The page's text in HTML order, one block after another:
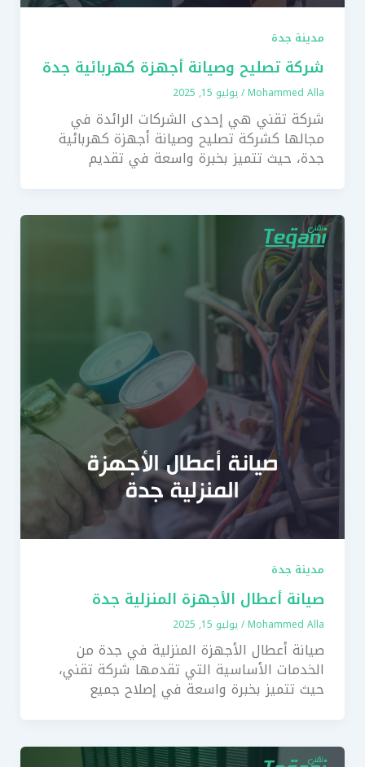
مدينة جدة
شركة تصليح وصيانة أجهزة كهربائية جدة
Mohammed Alla
/يوليو 15, 2025
شركة تقني هي إحدى الشركات الرائدة في
مجالها كشركة تصليح وصيانة أجهزة كهربائية
جدة، حيث تتميز بخبرة واسعة في تقديم
مدينة جدة
صيانة أعطال الأجهزة المنزلية جدة
Mohammed Alla
/يوليو 15, 2025
صيانة أعطال الأجهزة المنزلية في جدة من
الخدمات الأساسية التي تقدمها شركة تقني،
حيث تتميز بخبرة واسعة في إصلاح جميع